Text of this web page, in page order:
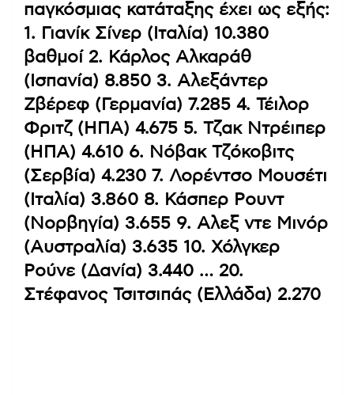
παγκόσμιας κατάταξης έχει ως εξής:
1. Γιανίκ Σίνερ (Ιταλία) 10.380
βαθμοί 2. Κάρλος Αλκαράθ
(Ισπανία) 8.850 3. Αλεξάντερ
Ζβέρεφ (Γερμανία) 7.285 4. Τέιλορ
Φριτζ (ΗΠΑ) 4.675 5. Τζακ Ντρέιπερ
(ΗΠΑ) 4.610 6. Νόβακ Τζόκοβιτς
(Σερβία) 4.230 7. Λορέντσο Μουσέτι
(Ιταλία) 3.860 8. Κάσπερ Ρουντ
(Νορβηγία) 3.655 9. Αλεξ ντε Μινόρ
(Αυστραλία) 3.635 10. Χόλγκερ
Ρούνε (Δανία) 3.440 … 20.
Στέφανος Τσιτσιπάς (Ελλάδα) 2.270